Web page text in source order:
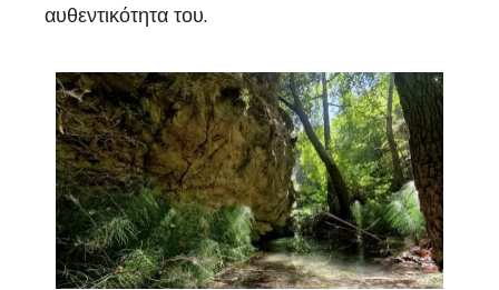
αυθεντικότητα του.